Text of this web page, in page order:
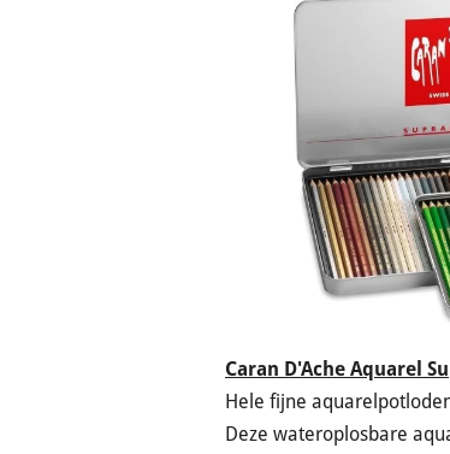
Caran D'Ache Aquarel
Hele fijne
Deze wateroplosbare